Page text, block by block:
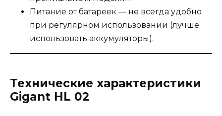
Питание от батареек — не всегда удобно
при регулярном использовании (лучше
использовать аккумуляторы).
Технические характеристики
Gigant HL 02